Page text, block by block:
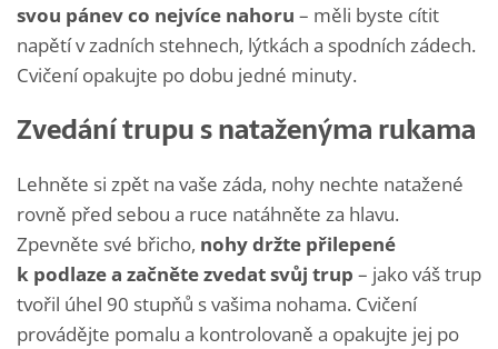
svou pánev co nejvíce nahoru – měli byste cítit
napětí v zadních stehnech, lýtkách a spodních zádech.
Cvičení opakujte po dobu jedné minuty.
Zvedání trupu s nataženýma rukama
Lehněte si zpět na vaše záda, nohy nechte natažené
rovně před sebou a ruce natáhněte za hlavu.
Zpevněte své břicho, nohy držte přilepené
k podlaze a začněte zvedat svůj trup – jako váš trup
tvořil úhel 90 stupňů s vašima nohama. Cvičení
provádějte pomalu a kontrolovaně a opakujte jej po